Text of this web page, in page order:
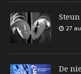
27
De